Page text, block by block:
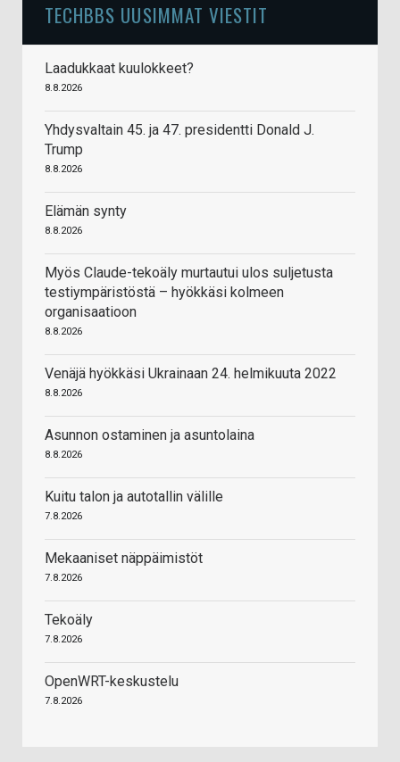
TECHBBS UUSIMMAT VIESTIT
Laadukkaat kuulokkeet?
8.8.2026
Yhdysvaltain 45. ja 47. presidentti Donald J.
Trump
8.8.2026
Elämän synty
8.8.2026
Myös Claude-tekoäly murtautui ulos suljetusta
testiympäristöstä – hyökkäsi kolmeen
organisaatioon
8.8.2026
Venäjä hyökkäsi Ukrainaan 24. helmikuuta 2022
8.8.2026
Asunnon ostaminen ja asuntolaina
8.8.2026
Kuitu talon ja autotallin välille
7.8.2026
Mekaaniset näppäimistöt
7.8.2026
Tekoäly
7.8.2026
OpenWRT-keskustelu
7.8.2026